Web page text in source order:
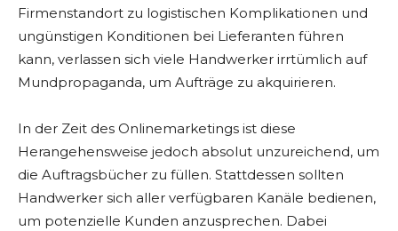
Firmenstandort zu logistischen Komplikationen und
ungünstigen Konditionen bei Lieferanten führen
kann, verlassen sich viele Handwerker irrtümlich auf
Mundpropaganda, um Aufträge zu akquirieren.
In der Zeit des Onlinemarketings ist diese
Herangehensweise jedoch absolut unzureichend, um
die Auftragsbücher zu füllen. Stattdessen sollten
Handwerker sich aller verfügbaren Kanäle bedienen,
um potenzielle Kunden anzusprechen. Dabei